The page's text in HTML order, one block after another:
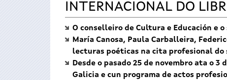
INTERNACIONAL DO
O conselleiro de Cultura e Educación e
María Canosa, Paula Carballeira,
lecturas poéticas na cita profesional
Desde o pasado 25 de novembro ata o
Galicia e cun programa de actos